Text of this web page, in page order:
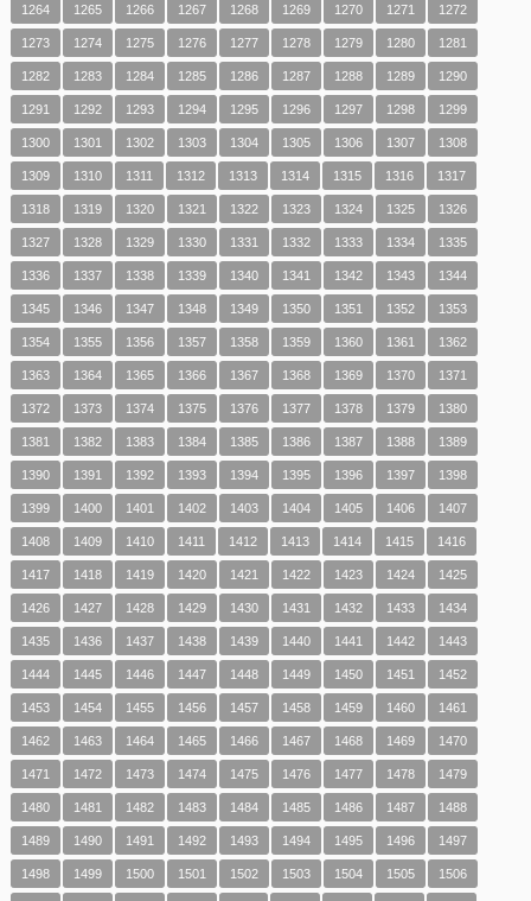
1264 1265 1266 1267 1268 1269 1270 1271 1272
1273 1274 1275 1276 1277 1278 1279 1280 1281
1282 1283 1284 1285 1286 1287 1288 1289 1290
1291 1292 1293 1294 1295 1296 1297 1298 1299
1300 1301 1302 1303 1304 1305 1306 1307 1308
1309 1310 1311 1312 1313 1314 1315 1316 1317
1318 1319 1320 1321 1322 1323 1324 1325 1326
1327 1328 1329 1330 1331 1332 1333 1334 1335
1336 1337 1338 1339 1340 1341 1342 1343 1344
1345 1346 1347 1348 1349 1350 1351 1352 1353
1354 1355 1356 1357 1358 1359 1360 1361 1362
1363 1364 1365 1366 1367 1368 1369 1370 1371
1372 1373 1374 1375 1376 1377 1378 1379 1380
1381 1382 1383 1384 1385 1386 1387 1388 1389
1390 1391 1392 1393 1394 1395 1396 1397 1398
1399 1400 1401 1402 1403 1404 1405 1406 1407
1408 1409 1410 1411 1412 1413 1414 1415 1416
1417 1418 1419 1420 1421 1422 1423 1424 1425
1426 1427 1428 1429 1430 1431 1432 1433 1434
1435 1436 1437 1438 1439 1440 1441 1442 1443
1444 1445 1446 1447 1448 1449 1450 1451 1452
1453 1454 1455 1456 1457 1458 1459 1460 1461
1462 1463 1464 1465 1466 1467 1468 1469 1470
1471 1472 1473 1474 1475 1476 1477 1478 1479
1480 1481 1482 1483 1484 1485 1486 1487 1488
1489 1490 1491 1492 1493 1494 1495 1496 1497
1498 1499 1500 1501 1502 1503 1504 1505 1506